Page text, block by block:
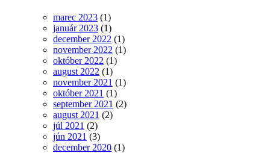
marec 2023 (1)
január 2023 (1)
december 2022 (1)
november 2022 (1)
október 2022 (1)
august 2022 (1)
november 2021 (1)
október 2021 (1)
september 2021 (2)
august 2021 (2)
júl 2021 (2)
jún 2021 (3)
december 2020 (1)